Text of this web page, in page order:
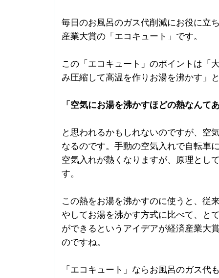
毎日のお風呂のガス代削減にお役に立
産業大賞の「エコキュート」です。
この「エコキュート」のポイントは「
み圧縮して高温を作りお湯を沸かす」
「空気にお湯を沸かすほどの熱なんて
と思われるかもしれないのですが、空
なるのです。手動の空気入れで自転車
空気入れが熱くなりますが、原理とし
す。
この熱をお湯を沸かすのに使うと、従
やしてお湯を沸かす方式に比べて、と
ができるというアイデアが経済産業大
のですね。
「エコキュート」ならお風呂のガス代